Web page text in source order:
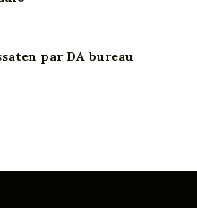
par DA bureau